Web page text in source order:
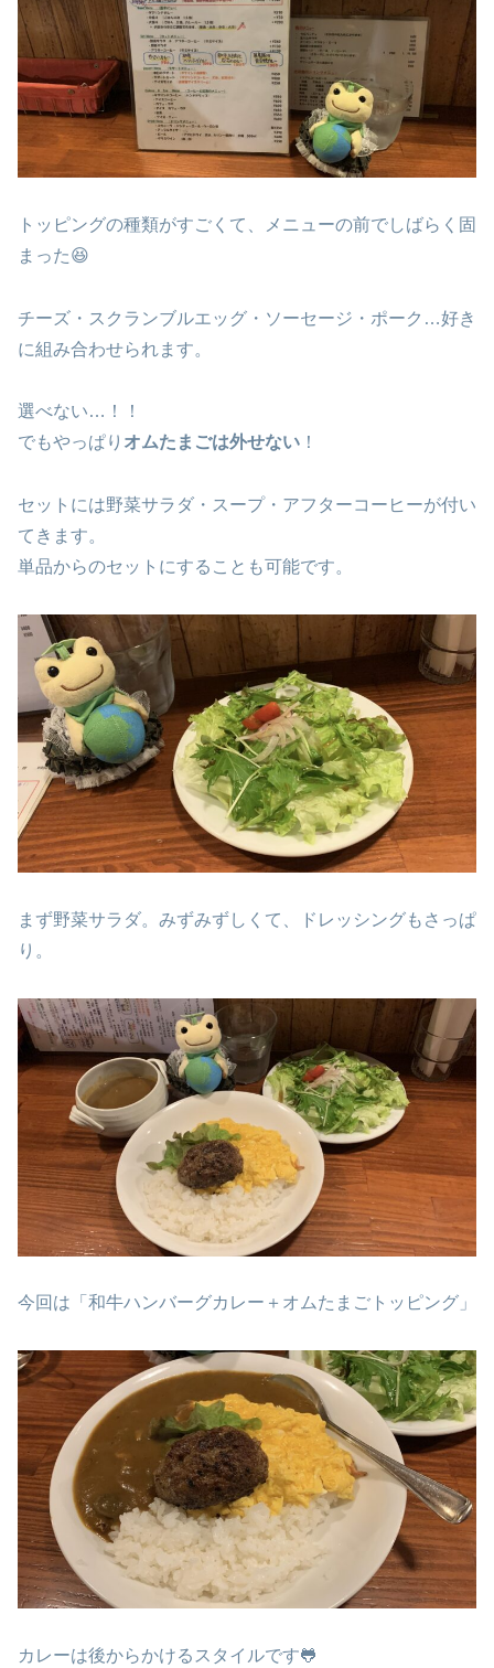
トッピングの種類がすごくて、メニューの前でしばらく固
まった😆
チーズ・スクランブルエッグ・ソーセージ・ポーク…好き
に組み合わせられます。
選べない…！！
でもやっぱり オムたまごは外せない ！
セットには野菜サラダ・スープ・アフターコーヒーが付い
てきます。
単品からのセットにすることも可能です。
まず野菜サラダ。みずみずしくて、ドレッシングもさっぱ
り。
今回は「和牛ハンバーグカレー＋オムたまごトッピング」
カレーは後からかけるスタイルです🐸